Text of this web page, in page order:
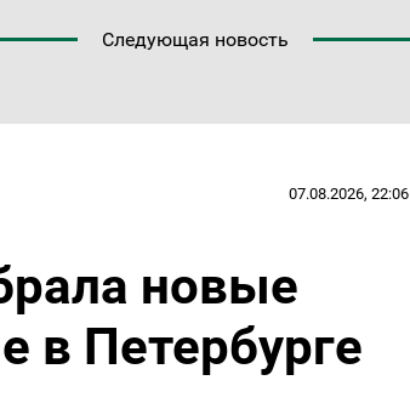
Следующая новость
07.08.2026, 22:06
новые
в Петербурге